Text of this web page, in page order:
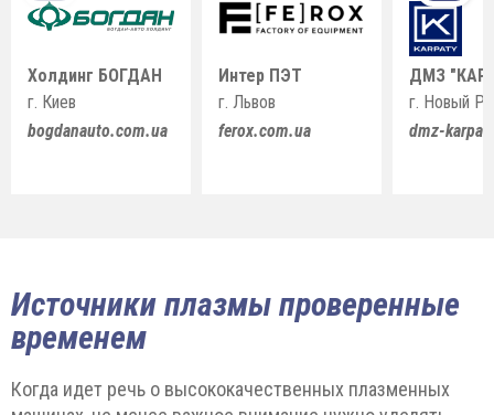
Холдинг БОГДАН
г. Киев
bogdanauto.com.ua
Интер ПЭТ
г. Львов
ferox.com.ua
ДМЗ
г. Новый
dmz-
Источники плазмы проверенные
временем
Когда идет речь о высококачественных плазменных